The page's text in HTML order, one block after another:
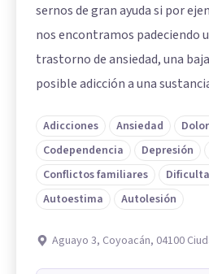
sernos de gran ayuda si por
nos encontramos padeciendo
trastorno de ansiedad, una
posible adicción a una
Adicciones Ansiedad
Codependencia
Depresión
Conflictos familiares
Autoestima
Autolesión
Aguayo 3, Coyoacán, 04100